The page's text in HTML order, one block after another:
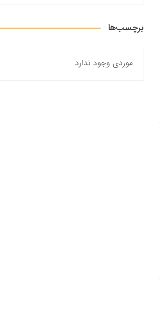
برچسب‌ها
موردی وجود ندارد.